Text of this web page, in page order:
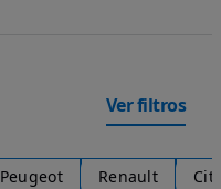
Ver filtros
Peugeot Renault